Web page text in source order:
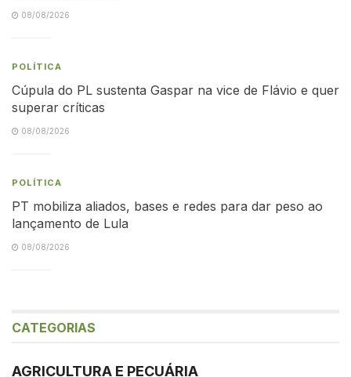
08/08/2026
POLÍTICA
Cúpula do PL sustenta Gaspar na vice de Flávio e quer
superar críticas
08/08/2026
POLÍTICA
PT mobiliza aliados, bases e redes para dar peso ao
lançamento de Lula
08/08/2026
CATEGORIAS
AGRICULTURA E PECUÁRIA